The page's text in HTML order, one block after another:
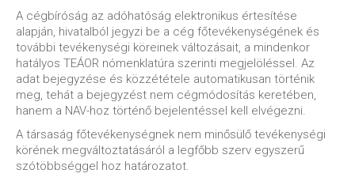
A cégbíróság az adóhatóság elektronikus értesítése
alapján, hivatalból jegyzi be a cég főtevékenységének és
további tevékenységi köreinek változásait, a mindenkor
hatályos TEÁOR nómenklatúra szerinti megjelöléssel. Az
adat bejegyzése és közzététele automatikusan történik
meg, tehát a bejegyzést nem cégmódosítás keretében,
hanem a NAV-hoz történő bejelentéssel kell elvégezni.
A társaság főtevékenységnek nem minősülő tevékenységi
körének megváltoztatásáról a legfőbb szerv egyszerű
szótöbbséggel hoz határozatot.